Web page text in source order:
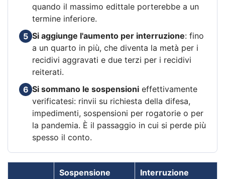
quando il massimo edittale porterebbe a un
termine inferiore.
5 Si aggiunge l'aumento per interruzione: fino
a un quarto in più, che diventa la metà per i
recidivi aggravati e due terzi per i recidivi
reiterati.
6 Si sommano le sospensioni effettivamente
verificatesi: rinvii su richiesta della difesa,
impedimenti, sospensioni per rogatorie o per
la pandemia. È il passaggio in cui si perde più
spesso il conto.
Sospensione Interruzione